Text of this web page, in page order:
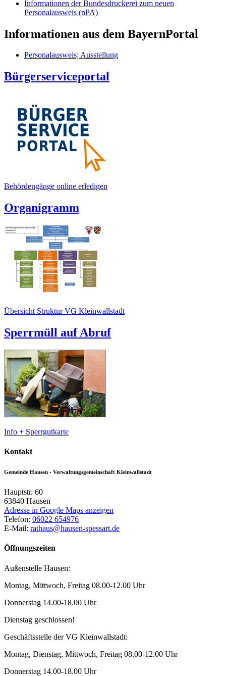
Informationen der Bundesdruckerei zum neuen
Personalausweis (nPA)
Informationen aus dem BayernPortal
Personalausweis; Ausstellung
Bürgerserviceportal
Behördengänge online erledigen
Organigramm
Übersicht Struktur VG Kleinwallstadt
Sperrmüll auf Abruf
Info + Sperrgutkarte
Kontakt
Gemeinde Hausen - Verwaltungsgemeinschaft Kleinwallstadt
Hauptstr. 60
63840 Hausen
Adresse in Google Maps anzeigen
Telefon: 06022 654976
E-Mail: rathaus@hausen-spessart.de
Öffnungszeiten
Außenstelle Hausen:
Montag, Mittwoch, Freitag 08.00-12.00 Uhr
Donnerstag 14.00-18.00 Uhr
Dienstag geschlossen!
Geschäftsstelle der VG Kleinwallstadt:
Montag, Dienstag, Mittwoch, Freitag 08.00-12.00 Uhr
Donnerstag 14.00-18.00 Uhr